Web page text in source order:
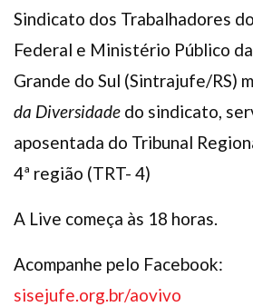
Sindicato dos Trabalhadores
Federal e Ministério Público
Grande do Sul (Sintrajufe/RS)
da Diversidade do sindicato,
aposentada do Tribunal
4ª região (TRT- 4)
A Live começa às 18 horas.
Acompanhe pelo Facebook:
sisejufe.org.br/aovivo